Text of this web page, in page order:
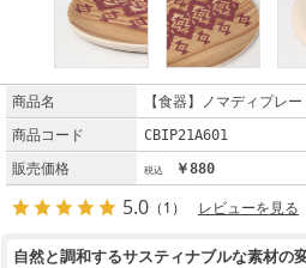
商品名
【食器】ノマディプレー
商品コード
CBIP21A601
販売価格
￥880
5.0 （1） レビューを見る
自然と調和するサスティナブルな素材の